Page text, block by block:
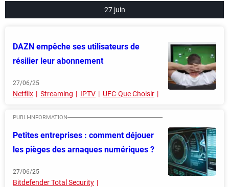
27 juin
DAZN empêche ses utilisateurs de
résilier leur abonnement
27/06/25
Netflix Streaming IPTV UFC-Que Choisir
Petites entreprises : comment déjouer
les pièges des arnaques numériques ?
27/06/25
Bitdefender Total Security